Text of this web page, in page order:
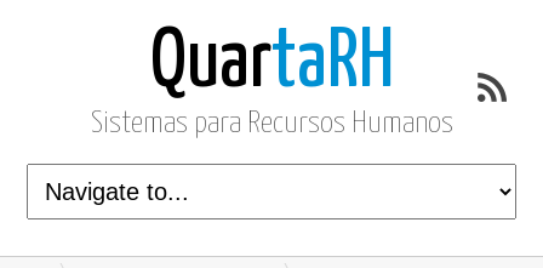
QuartaRH
Sistemas para Recursos Humanos